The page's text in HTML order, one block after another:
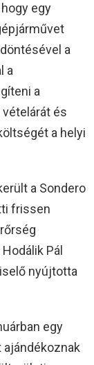
egy
a
a
a
és
a helyi
a Sondero
frissen
Pál
nyújtotta
egy
ajándékoznak